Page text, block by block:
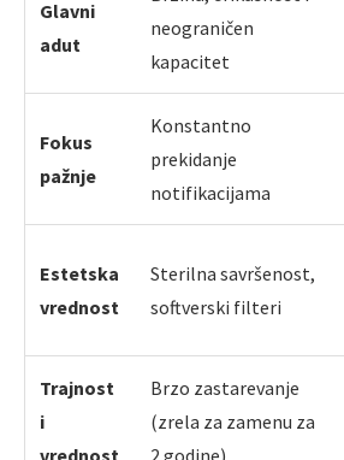
Glavni
adut
neograničen
kapacitet
Fokus
pažnje
Konstantno
prekidanje
notifikacijama
Estetska
vrednost
Sterilna savršenost,
softverski filteri
Trajnost
i
vrednost
Brzo zastarevanje
(zrela za zamenu za
2 godine)